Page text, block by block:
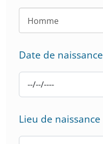
Homme
Date de naissance
Lieu de naissance